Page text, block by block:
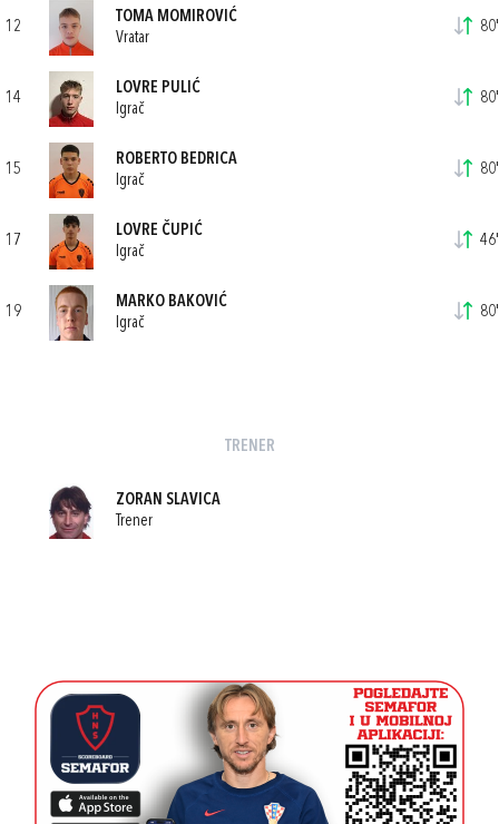
12
TOMA MOMIROVIĆ
Vratar
80'
14
LOVRE PULIĆ
Igrač
80'
15
ROBERTO BEDRICA
Igrač
80'
17
LOVRE ČUPIĆ
Igrač
46'
19
MARKO BAKOVIĆ
Igrač
80'
TRENER
ZORAN SLAVICA
Trener